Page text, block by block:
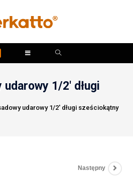
1/2′ długi
udarowy 1/2′ długi sześciokątny
Następny